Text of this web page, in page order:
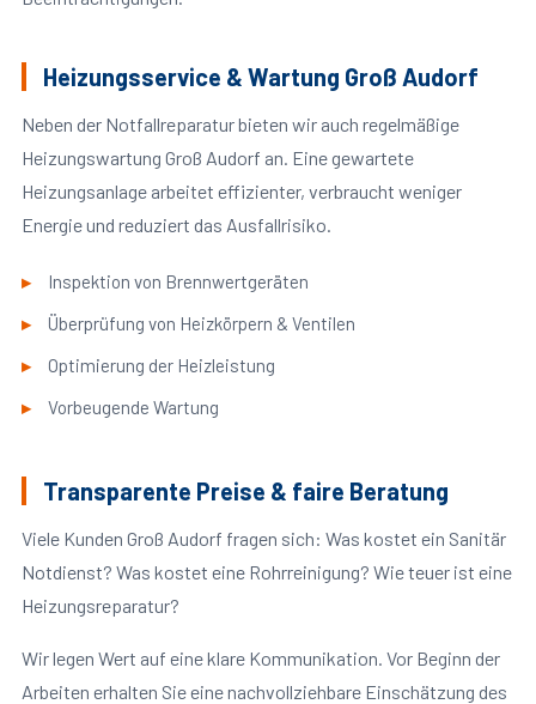
Heizungsservice & Wartung Groß Audorf
Neben der Notfallreparatur bieten wir auch regelmäßige
Heizungswartung Groß Audorf an. Eine gewartete
Heizungsanlage arbeitet effizienter, verbraucht weniger
Energie und reduziert das Ausfallrisiko.
Inspektion von Brennwertgeräten
Überprüfung von Heizkörpern & Ventilen
Optimierung der Heizleistung
Vorbeugende Wartung
Transparente Preise & faire Beratung
Viele Kunden Groß Audorf fragen sich: Was kostet ein Sanitär
Notdienst? Was kostet eine Rohrreinigung? Wie teuer ist eine
Heizungsreparatur?
Wir legen Wert auf eine klare Kommunikation. Vor Beginn der
Arbeiten erhalten Sie eine nachvollziehbare Einschätzung des